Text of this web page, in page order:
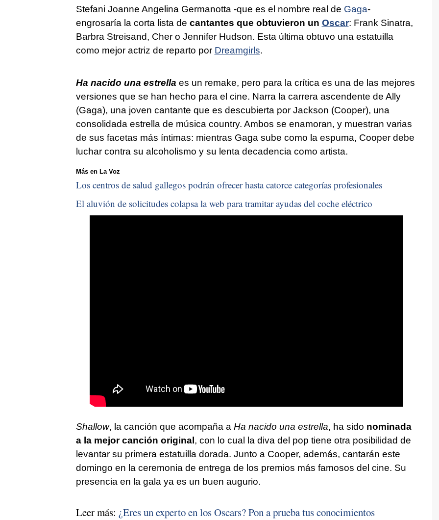
Stefani Joanne Angelina Germanotta -que es el nombre real de Gaga-
engrosaría la corta lista de cantantes que obtuvieron un Oscar: Frank Sinatra,
Barbra Streisand, Cher o Jennifer Hudson. Esta última obtuvo una estatuilla
como mejor actriz de reparto por Dreamgirls.
Ha nacido una estrella es un remake, pero para la crítica es una de las mejores
versiones que se han hecho para el cine. Narra la carrera ascendente de Ally
(Gaga), una joven cantante que es descubierta por Jackson (Cooper), una
consolidada estrella de música country. Ambos se enamoran, y muestran varias
de sus facetas más íntimas: mientras Gaga sube como la espuma, Cooper debe
luchar contra su alcoholismo y su lenta decadencia como artista.
Más en La Voz
Los centros de salud gallegos podrán ofrecer hasta catorce categorías profesionales
El aluvión de solicitudes colapsa la web para tramitar ayudas del coche eléctrico
Shallow, la canción que acompaña a Ha nacido una estrella, ha sido nominada
a la mejor canción original , con lo cual la diva del pop tiene otra posibilidad de
levantar su primera estatuilla dorada. Junto a Cooper, además, cantarán este
domingo en la ceremonia de entrega de los premios más famosos del cine. Su
presencia en la gala ya es un buen augurio.
Leer más: ¿Eres un experto en los Oscars? Pon a prueba tus conocimientos